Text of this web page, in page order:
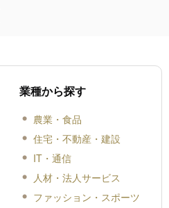
業種から探す
農業・食品
住宅・不動産・建設
IT・通信
人材・法人サービス
ファッション・スポーツ